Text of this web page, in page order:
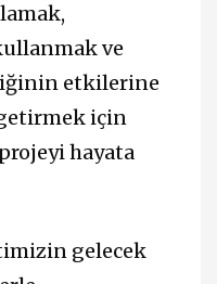
ve
etkilerine
için
hayata
gelecek